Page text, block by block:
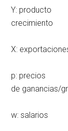
Y:
crecimiento
X:
p:
de ganancias/
w: salarios